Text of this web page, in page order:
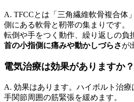
A. TFCCとは「三角繊維軟骨複合体
側にある軟骨と靭帯の集まりです。
転倒や手をつく動作、繰り返しの負
首の小指側に痛みや動かしづらさが
電気治療は効果がありますか？
A. 効果はあります。ハイボルト治療
手関節周囲の筋緊張を緩めます。